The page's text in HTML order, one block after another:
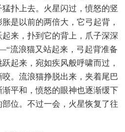
扑上去。火星闪过，愤怒的竖
是以前的两倍大，它弓起背，
来，扑到它的背上，爪子深深
流浪猫又站起来，弓起背准备
起来，宛如疾风般呼啸而过，
。流浪猫挣脱出来，夹着尾巴
平和，愤怒的眼神也逐渐缓下
位。不过一会，火星恢复了往